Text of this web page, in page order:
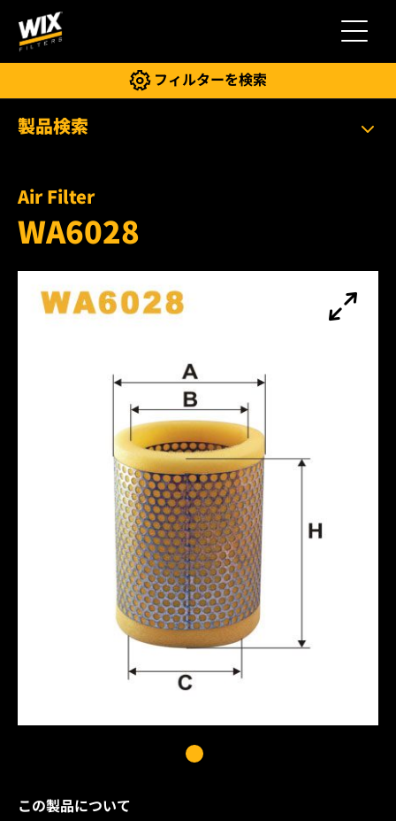
切り替え
フィルターを検索
製品検索
Air Filter
WA6028
この製品について